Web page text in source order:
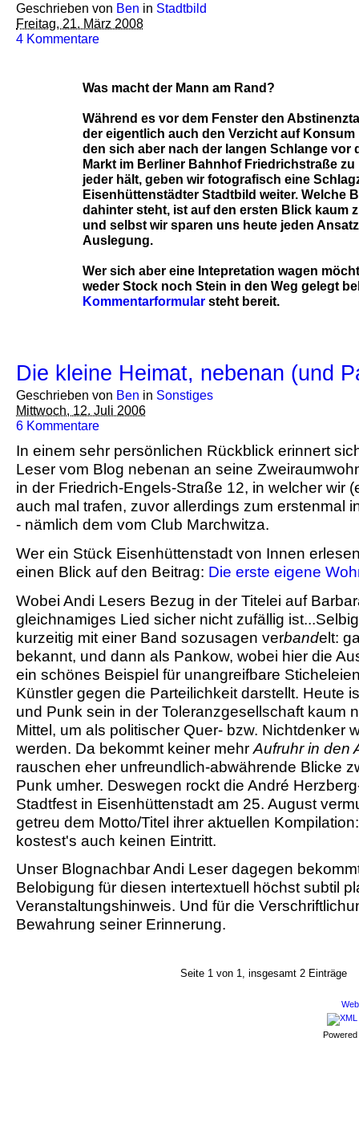
Geschrieben von Ben in Stadtbild
Freitag, 21. März 2008
4 Kommentare
Was macht der Mann am Rand?
Während es vor dem Fenster den
der eigentlich auch den Verzicht auf Konsum
den sich aber nach der langen Schlange vor
Markt im Berliner Bahnhof Friedrichstraße
jeder hält, geben wir fotografisch eine
Eisenhüttenstädter Stadtbild weiter. Welche
dahinter steht, ist auf den ersten Blick kaum
und selbst wir sparen uns heute jeden
Auslegung.
Wer sich aber eine Intepretation wagen
weder Stock noch Stein in den Weg gelegt
Kommentarformular steht bereit.
Die kleine Heimat, nebenan (und
Geschrieben von Ben in Sonstiges
Mittwoch, 12. Juli 2006
6 Kommentare
In einem sehr persönlichen Rückblick erinnert
Leser vom Blog nebenan an seine
in der Friedrich-Engels-Straße 12, in welcher wir
auch mal trafen, zuvor allerdings zum erstenmal
- nämlich dem vom Club Marchwitza.
Wer ein Stück Eisenhüttenstadt von Innen
einen Blick auf den Beitrag: Die erste eigene
Wobei Andi Lesers Bezug in der Titelei auf
gleichnamiges Lied sicher nicht zufällig
kurzeitig mit einer Band sozusagen verbandelt:
bekannt, und dann als Pankow, wobei hier die
ein schönes Beispiel für unangreifbare
Künstler gegen die Parteilichkeit darstellt. Heute
und Punk sein in der Toleranzgesellschaft kaum
Mittel, um als politischer Quer- bzw. Nichtdenker
werden. Da bekommt keiner mehr Aufruhr in den
rauschen eher unfreundlich-abwährende Blicke
Punk umher. Deswegen rockt die André
Stadtfest in Eisenhüttenstadt am 25. August
getreu dem Motto/Titel ihrer aktuellen
kostest's auch keinen Eintritt.
Unser Blognachbar Andi Leser dagegen
Belobigung für diesen intertextuell höchst subtil
Veranstaltungshinweis. Und für die
Bewahrung seiner Erinnerung.
Seite 1 von 1, insgesamt 2 Einträge